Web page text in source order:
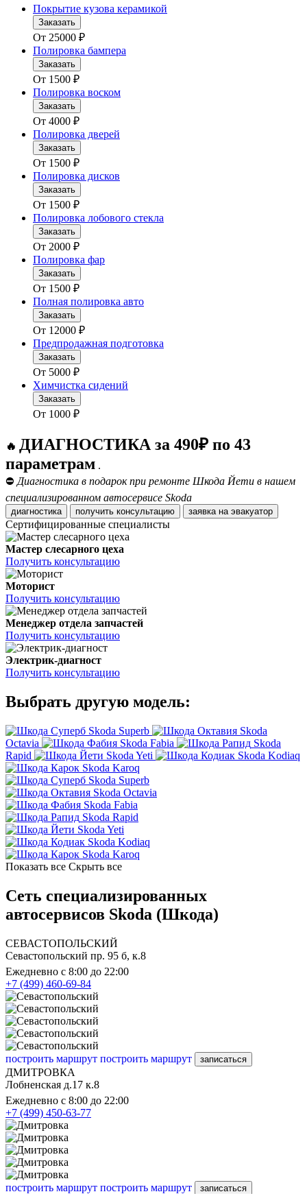
Покрытие кузова керамикой
Заказать
От 25000 ₽
Полировка бампера
Заказать
От 1500 ₽
Полировка воском
Заказать
От 4000 ₽
Полировка дверей
Заказать
От 1500 ₽
Полировка дисков
Заказать
От 1500 ₽
Полировка лобового стекла
Заказать
От 2000 ₽
Полировка фар
Заказать
От 1500 ₽
Полная полировка авто
Заказать
От 12000 ₽
Предпродажная подготовка
Заказать
От 5000 ₽
Химчистка сидений
Заказать
От 1000 ₽
🔥 ДИАГНОСТИКА за 490₽ по 43
параметрам .
⛔ Диагностика в подарок при ремонте Шкода Йети в нашем
специализированном автосервисе Skoda
диагностика получить консультацию заявка на эвакуатор
Сертифицированные специалисты
Мастер слесарного цеха
Получить консультацию
Моторист
Получить консультацию
Менеджер отдела запчастей
Получить консультацию
Электрик-диагност
Получить консультацию
Выбрать другую модель:
Skoda Superb
Skoda
Octavia
Skoda Fabia
Skoda
Rapid
Skoda Yeti
Skoda Kodiaq
Skoda Karoq
Skoda Superb
Skoda Octavia
Skoda Fabia
Skoda Rapid
Skoda Yeti
Skoda Kodiaq
Skoda Karoq
Показать все Скрыть все
Сеть специализированных
автосервисов Skoda (Шкода)
СЕВАСТОПОЛЬСКИЙ
Севастопольский пр. 95 б, к.8
Ежедневно с 8:00 до 22:00
+7 (499) 460-69-84
построить маршрут построить маршрут записаться
ДМИТРОВКА
Лобненская д.17 к.8
Ежедневно с 8:00 до 22:00
+7 (499) 450-63-77
построить маршрут построить маршрут записаться